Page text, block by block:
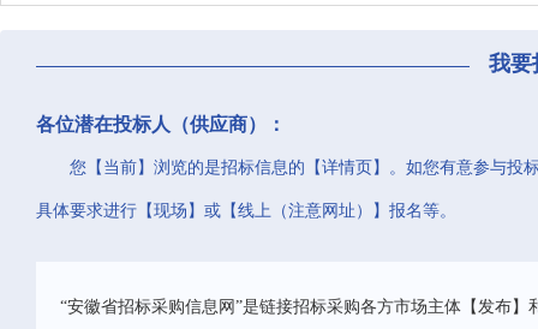
我要
各位潜在投标人（供应商）：
您【当前】浏览的是招标信息的【详情页】。如您有意参与投
具体要求进行【现场】或【线上（注意网址）】报名等。
“安徽省招标采购信息网”是链接招标采购各方市场主体【发布